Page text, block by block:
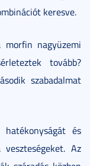
keresve.
nagyüzemi
tovább?
szabadalmat
és
Az